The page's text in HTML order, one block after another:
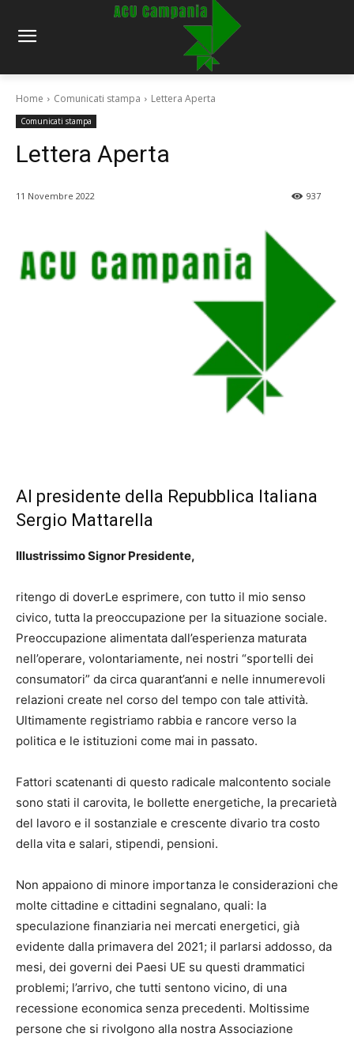
Home Comunicati stampa Lettera Aperta
Comunicati stampa
Lettera Aperta
11 Novembre 2022 937
Al presidente della Repubblica Italiana
Sergio Mattarella
Illustrissimo Signor Presidente,
ritengo di doverLe esprimere, con tutto il mio senso
civico, tutta la preoccupazione per la situazione sociale.
Preoccupazione alimentata dall’esperienza maturata
nell’operare, volontariamente, nei nostri “sportelli dei
consumatori” da circa quarant’anni e nelle innumerevoli
relazioni create nel corso del tempo con tale attività.
Ultimamente registriamo rabbia e rancore verso la
politica e le istituzioni come mai in passato.
Fattori scatenanti di questo radicale malcontento sociale
sono stati il carovita, le bollette energetiche, la precarietà
del lavoro e il sostanziale e crescente divario tra costo
della vita e salari, stipendi, pensioni.
Non appaiono di minore importanza le considerazioni che
molte cittadine e cittadini segnalano, quali: la
speculazione finanziaria nei mercati energetici, già
evidente dalla primavera del 2021; il parlarsi addosso, da
mesi, dei governi dei Paesi UE su questi drammatici
problemi; l’arrivo, che tutti sentono vicino, di una
recessione economica senza precedenti. Moltissime
persone che si rivolgono alla nostra Associazione